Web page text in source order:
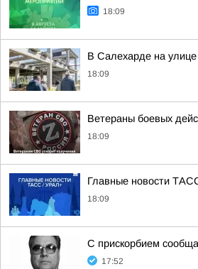
18:09
В Салехарде на
18:09
Ветераны боевых
18:09
Главные новости
18:09
С прискорбием
17:52